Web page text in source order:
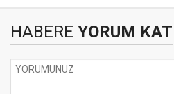
HABERE YORUM KAT